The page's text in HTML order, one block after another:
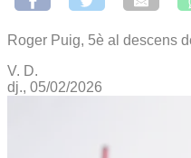
Roger Puig, 5è al descens
V. D.
dj., 05/02/2026